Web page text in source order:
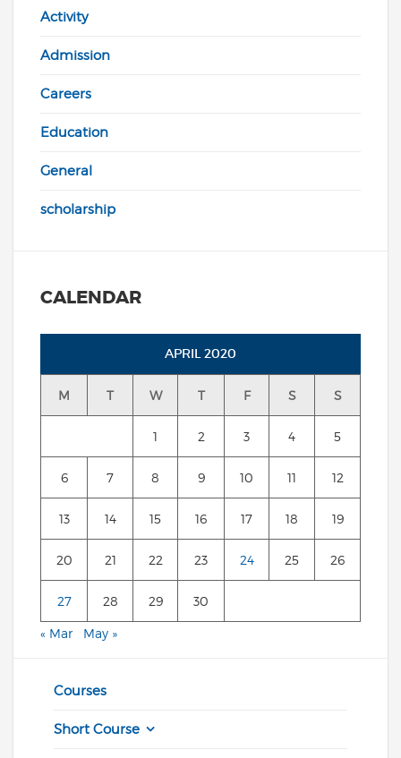
Activity
Admission
Careers
Education
General
scholarship
CALENDAR
APRIL 2020
M T W T F S S
1 2 3 4 5
6 7 8 9 10 11 12
13 14 15 16 17 18 19
20 21 22 23 24 25 26
27 28 29 30
« Mar May »
Courses
Short Course